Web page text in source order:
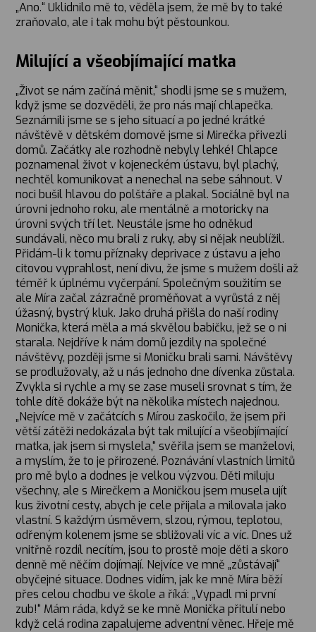
„Ano.“ Uklidnilo mě to, věděla jsem, že mě by to také
zraňovalo, ale i tak mohu být pěstounkou.
Milující a všeobjímající matka
„Život se nám začíná měnit,“ shodli jsme se s mužem,
když jsme se dozvěděli, že pro nás mají chlapečka.
Seznámili jsme se s jeho situací a po jedné krátké
návštěvě v dětském domově jsme si Mirečka přivezli
domů. Začátky ale rozhodně nebyly lehké! Chlapce
poznamenal život v kojeneckém ústavu, byl plachý,
nechtěl komunikovat a nenechal na sebe sáhnout. V
noci bušil hlavou do polštáře a plakal. Sociálně byl na
úrovni jednoho roku, ale mentálně a motoricky na
úrovni svých tří let. Neustále jsme ho odněkud
sundávali, něco mu brali z ruky, aby si nějak neublížil.
Přidám-li k tomu příznaky deprivace z ústavu a jeho
citovou vyprahlost, není divu, že jsme s mužem došli až
téměř k úplnému vyčerpání. Společným soužitím se
ale Míra začal zázračně proměňovat a vyrůstá z něj
úžasný, bystrý kluk. Jako druhá přišla do naší rodiny
Monička, která měla a má skvělou babičku, jež se o ni
starala. Nejdříve k nám domů jezdily na společné
návštěvy, později jsme si Moničku brali sami. Návštěvy
se prodlužovaly, až u nás jednoho dne dívenka zůstala.
Zvykla si rychle a my se zase museli srovnat s tím, že
tohle dítě dokáže být na několika místech najednou.
„Nejvíce mě v začátcích s Mírou zaskočilo, že jsem při
větší zátěži nedokázala být tak milující a všeobjímající
matka, jak jsem si myslela,“ svěřila jsem se manželovi,
a myslím, že to je přirozené. Poznávání vlastních limitů
pro mě bylo a dodnes je velkou výzvou. Děti miluju
všechny, ale s Mirečkem a Moničkou jsem musela ujít
kus životní cesty, abych je cele přijala a milovala jako
vlastní. S každým úsměvem, slzou, rýmou, teplotou,
odřeným kolenem jsme se sbližovali víc a víc. Dnes už
vnitřně rozdíl necítím, jsou to prostě moje děti a skoro
denně mě něčím dojímají. Nejvíce ve mně „zůstávají“
obyčejné situace. Dodnes vidím, jak ke mně Míra běží
přes celou chodbu ve škole a říká: „Vypadl mi první
zub!“ Mám ráda, když se ke mně Monička přitulí nebo
když celá rodina zapalujeme adventní věnec. Hřeje mě